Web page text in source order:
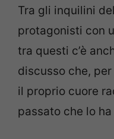
Tra gli inquilini
protagonisti con
tra questi c’è
discusso che,
il proprio cuore
passato che lo